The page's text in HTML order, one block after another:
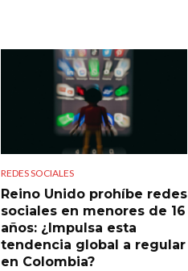
REDES SOCIALES
Reino Unido prohíbe redes
sociales en menores de 16
años: ¿Impulsa esta
tendencia global a regular
en Colombia?